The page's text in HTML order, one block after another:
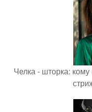
Челка - шторка: кому